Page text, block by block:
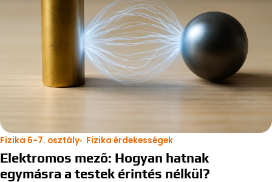
Fizika 6-7. osztály Fizika érdekességek
Elektromos mező: Hogyan hatnak
egymásra a testek érintés nélkül?